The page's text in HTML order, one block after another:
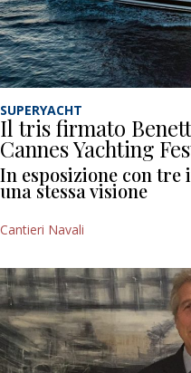
SUPERYACHT
Il tris firmato
Cannes Yachting
In esposizione con
una stessa visione
Cantieri Navali